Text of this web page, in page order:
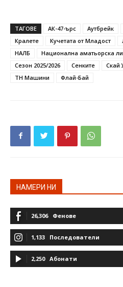
ТАГОВЕ АК-47-ърс Аутбрейк
Кралете
Кучетата от Младост
НАЛБ
Национална аматьорска
Сезон 2025/2026
Сенките Скай
ТН Машини
Флай-Бай
НАМЕРИ НИ
26,306 Фенове
1,133 Последователи
2,250 Абонати